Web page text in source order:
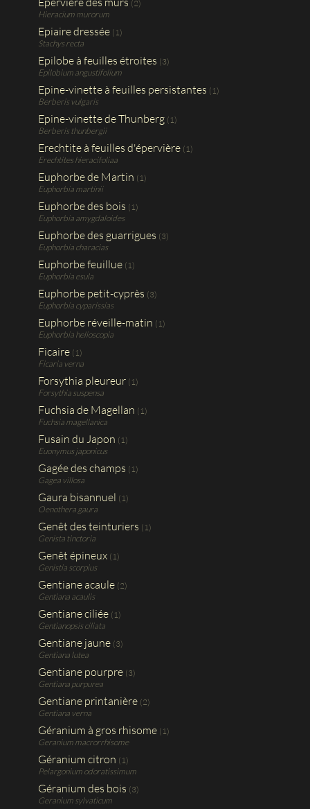
(2)
Hieracium murorum
Epiaire dressée (1)
Stachys recta
Epilobe à feuilles étroites (3)
Epilobium angustifolium
Epine-vinette à feuilles persistantes (1)
Berberis vulgaris
Epine-vinette de Thunberg (1)
Berberis thunbergii
Erechtite à feuilles d'épervière (1)
Erechtites hieracifoliaa
Euphorbe de Martin (1)
Euphorbia martinii
Euphorbe des bois (1)
Euphorbia amygdaloides
Euphorbe des guarrigues (3)
Euphorbia characias
Euphorbe feuillue (1)
Euphorbia esula
Euphorbe petit-cyprès (3)
Euphorbia cyparissias
Euphorbe réveille-matin (1)
Euphorbia helioscopia
Ficaire (1)
Ficaria verna
Forsythia pleureur (1)
Forsythia suspensa
Fuchsia de Magellan (1)
Fuchsia magellanica
Fusain du Japon (1)
Euonymus japonicus
Gagée des champs (1)
Gagea villosa
Gaura bisannuel (1)
Oenothera gaura
Genêt des teinturiers (1)
Genista tinctoria
Genêt épineux (1)
Genistia scorpius
Gentiane acaule (2)
Gentiana acaulis
Gentiane ciliée (1)
Gentianopsis ciliata
Gentiane jaune (3)
Gentiana lutea
Gentiane pourpre (3)
Gentiana purpurea
Gentiane printanière (2)
Gentiana verna
Géranium à gros rhisome (1)
Geranium macrorrhisome
Géranium citron (1)
Pelargonium odoratissimum
Géranium des bois (3)
Geranium sylvaticum